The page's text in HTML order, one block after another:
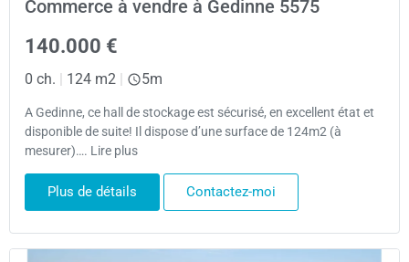
Commerce à vendre à Gedinne 5575
140.000 €
0 ch. | 124 m2 | 5m
A Gedinne, ce hall de stockage est sécurisé, en excellent état et
disponible de suite! Il dispose d’une surface de 124m2 (à
mesurer)…. Lire plus
Plus de détails Contactez-moi